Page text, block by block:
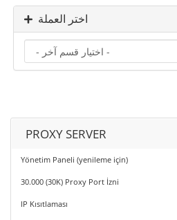
اختر العملة
PROXY SERVER
Yönetim Paneli (yenileme için)
30.000 (30K) Proxy Port İzni
IP Kısıtlaması